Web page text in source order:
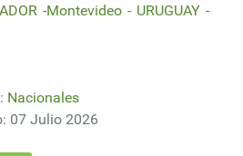
-Montevideo - URUGUAY -
Nacionales
07 Julio 2026